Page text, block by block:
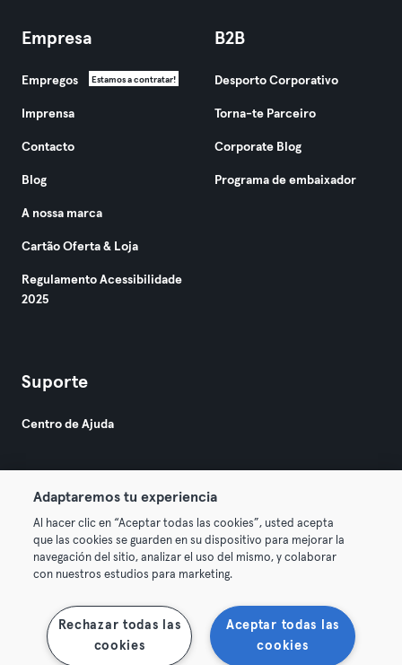
Empresa
Empregos Estamos a contratar!
Imprensa
Contacto
Blog
A nossa marca
Cartão Oferta & Loja
Regulamento Acessibilidade
2025
B2B
Desporto Corporativo
Torna-te Parceiro
Corporate Blog
Programa de embaixador
Suporte
Centro de Ajuda
© 2026 Urban Sports Group GmbH. All rights reserved.
Termos & Condições Privacidade
Rescindir contratos aqui Cancelar contratos aqui
Adaptaremos tu experiencia
Al hacer clic en “Aceptar todas las cookies”, usted acepta
que las cookies se guarden en su dispositivo para mejorar la
navegación del sitio, analizar el uso del mismo, y colaborar
con nuestros estudios para marketing.
Aceptar todas las
cookies
Rechazar todas las
cookies